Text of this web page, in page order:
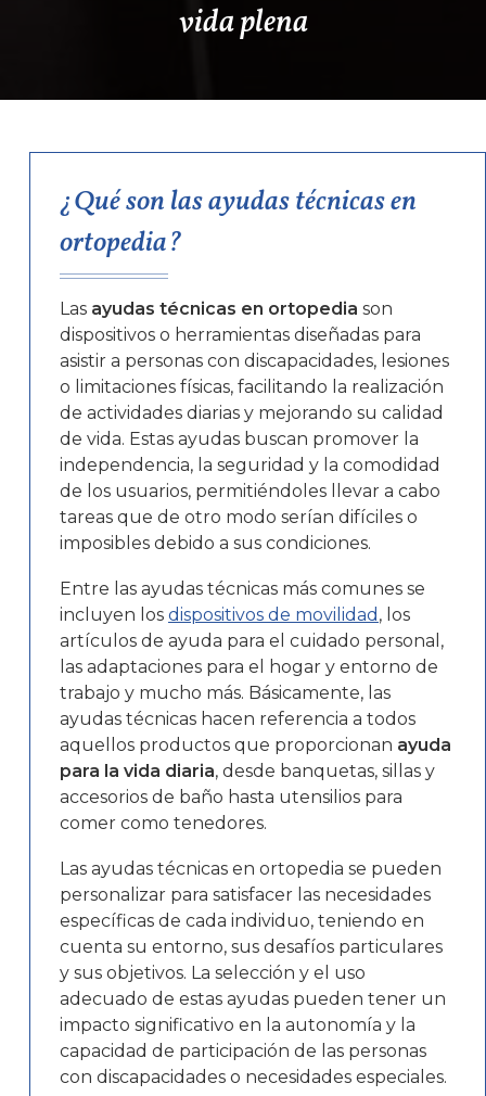
vida plena
¿Qué son las ayudas técnicas en
ortopedia?
Las ayudas técnicas en ortopedia son
dispositivos o herramientas diseñadas para
asistir a personas con discapacidades, lesiones
o limitaciones físicas, facilitando la realización
de actividades diarias y mejorando su calidad
de vida. Estas ayudas buscan promover la
independencia, la seguridad y la comodidad
de los usuarios, permitiéndoles llevar a cabo
tareas que de otro modo serían difíciles o
imposibles debido a sus condiciones.
Entre las ayudas técnicas más comunes se
incluyen los dispositivos de movilidad , los
artículos de ayuda para el cuidado personal,
las adaptaciones para el hogar y entorno de
trabajo y mucho más. Básicamente, las
ayudas técnicas hacen referencia a todos
aquellos productos que proporcionan ayuda
para la vida diaria, desde banquetas, sillas y
accesorios de baño hasta utensilios para
comer como tenedores.
Las ayudas técnicas en ortopedia se pueden
personalizar para satisfacer las necesidades
específicas de cada individuo, teniendo en
cuenta su entorno, sus desafíos particulares
y sus objetivos. La selección y el uso
adecuado de estas ayudas pueden tener un
impacto significativo en la autonomía y la
capacidad de participación de las personas
con discapacidades o necesidades especiales.